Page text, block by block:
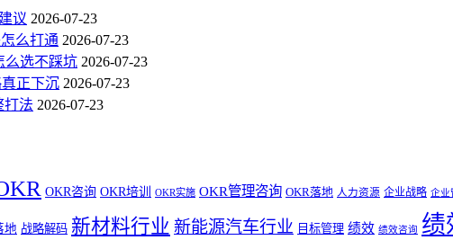
议 2026-07-23
么打通 2026-07-23
么选不踩坑 2026-07-23
正下沉 2026-07-23
打法 2026-07-23
OKR咨询 OKR培训 OKR实施 OKR管理咨询 OKR落地 人力资源 企业战略 企业
地 战略解码 新材料行业 新能源汽车行业 目标管理 绩效 绩效咨询 绩